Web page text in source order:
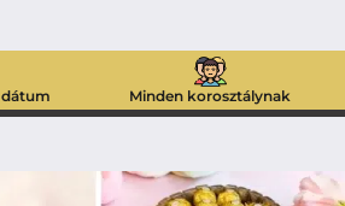
dátum Minden korosztálynak